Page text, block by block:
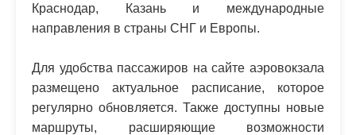
Краснодар, Казань и международные
направления в страны СНГ и Европы.
Для удобства пассажиров на сайте аэровокзала
размещено актуальное расписание, которое
регулярно обновляется. Также доступны новые
маршруты, расширяющие возможности